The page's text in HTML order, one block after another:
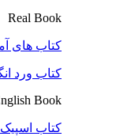
Real Book
کتاب های
کتاب ورد
Book
کتاب اسپیک